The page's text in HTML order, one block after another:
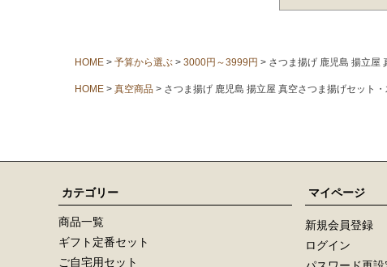
HOME 予算から選ぶ 3000円～3999円 さつま揚げ 鹿児島 揚立
HOME 真空商品 さつま揚げ 鹿児島 揚立屋 真空さつま揚げセッ
カテゴリー
商品一覧
ギフト定番セット
ご自宅用セット
マイページ
新規会員登録
ログイン